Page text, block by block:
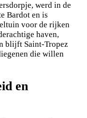
werd in de
Bardot en is
voor de rijken
haven,
blijft Saint-Tropez
die willen
en